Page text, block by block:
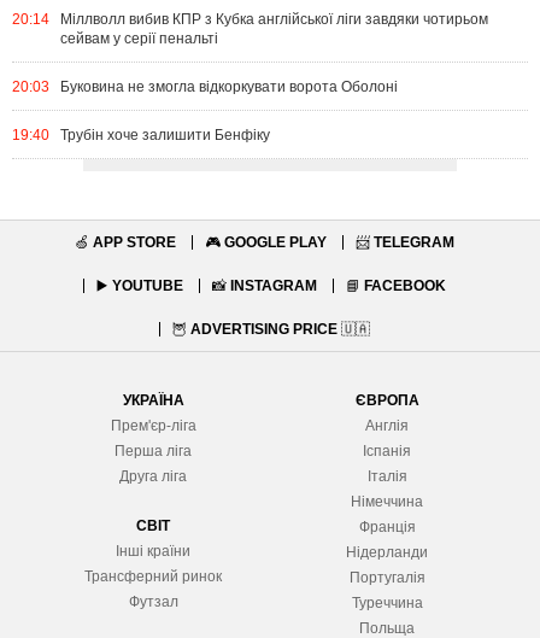
20:14
Міллволл вибив КПР з Кубка англійської ліги завдяки чотирьом
сейвам у серії пенальті
20:03 Буковина не змогла відкоркувати ворота Оболоні
19:40 Трубін хоче залишити Бенфіку
🍏 APP STORE 🎮 GOOGLE PLAY 📨 TELEGRAM
▶️ YOUTUBE 📸 INSTAGRAM 📘 FACEBOOK
🦉 ADVERTISING PRICE 🇺🇦
УКРАЇНА
Прем'єр-ліга
Перша ліга
Друга ліга
СВІТ
Інші країни
Трансферний ринок
Футзал
ЄВРОПА
Англія
Іспанія
Італія
Німеччина
Франція
Нідерланди
Португалія
Туреччина
Польща